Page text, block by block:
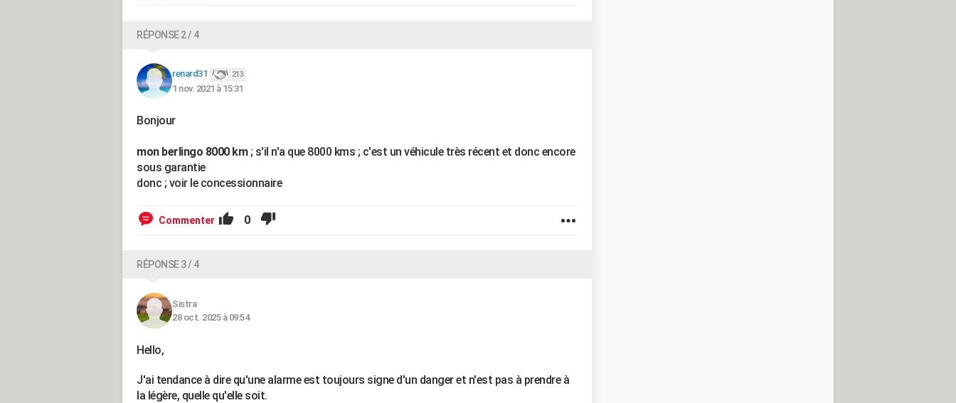
RÉPONSE 2 / 4
renard31 213
1 nov. 2021 à 15:31
Bonjour
mon berlingo 8000 km; s'il n'a que 8000 kms ; c'est un véhicule très récent et donc encore
sous garantie
donc ; voir le concessionnaire
Commenter 0
RÉPONSE 3 / 4
Sistra
28 oct. 2025 à 09:54
Hello,
J'ai tendance à dire qu'une alarme est toujours signe d'un danger et n'est pas à prendre à
la légère, quelle qu'elle soit.